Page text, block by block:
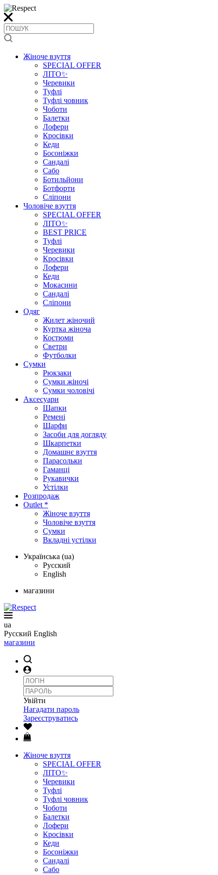
Жіноче взуття
SPECIAL OFFER
ЛІТО✨
Черевики
Туфлі
Туфлі човник
Чоботи
Балетки
Лофери
Кросівки
Кеди
Босоніжки
Сандалі
Сабо
Ботильйони
Ботфорти
Сліпони
Чоловіче взуття
SPECIAL OFFER
ЛІТО✨
BEST PRICE
Туфлі
Черевики
Кросівки
Лофери
Кеди
Мокасини
Сандалі
Сліпони
Одяг
Жилет жіночий
Куртка жіноча
Костюми
Светри
Футболки
Сумки
Рюкзаки
Сумки жіночі
Сумки чоловічі
Аксеcуари
Шапки
Ремені
Шарфи
Засоби для догляду
Шкарпетки
Домашнє взуття
Парасольки
Гаманці
Рукавички
Устілки
Розпродаж
Outlet *
Жіноче взуття
Чоловіче взуття
Сумки
Вкладні устілки
Українська (ua)
Русский
English
магазини
ua
Русский English
магазини
Увійти
Нагадати пароль
Зареєструватись
Жіноче взуття
SPECIAL OFFER
ЛІТО✨
Черевики
Туфлі
Туфлі човник
Чоботи
Балетки
Лофери
Кросівки
Кеди
Босоніжки
Сандалі
Сабо